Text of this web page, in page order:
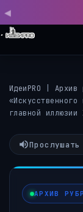
ИдеиPRO Архив
главной иллюзии
АРХИВ